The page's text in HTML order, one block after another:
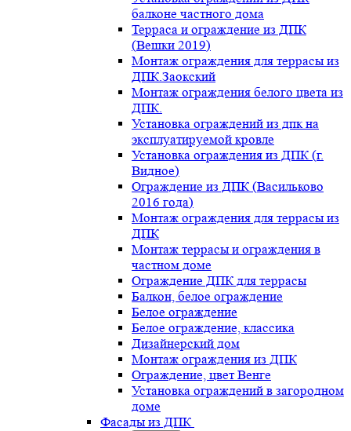
балконе частного дома
Терраса и ограждение из ДПК
(Вешки 2019)
Монтаж ограждения для террасы из
ДПК.Заокский
Монтаж ограждения белого цвета из
ДПК.
Установка ограждений из дпк на
эксплуатируемой кровле
Установка ограждения из ДПК (г.
Видное)
Ограждение из ДПК (Васильково
2016 года)
Монтаж ограждения для террасы из
ДПК
Монтаж террасы и ограждения в
частном доме
Ограждение ДПК для террасы
Балкон, белое ограждение
Белое ограждение
Белое ограждение, классика
Дизайнерский дом
Монтаж ограждения из ДПК
Ограждение, цвет Венге
Установка ограждений в загородном
доме
Фасады из ДПК